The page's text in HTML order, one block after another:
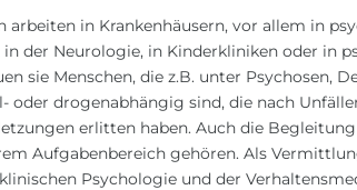
arbeiten in Krankenhäusern, vor allem in
der Neurologie, in Kinderkliniken oder in
sie Menschen, die z.B. unter Psychosen,
oder drogenabhängig sind, die nach
erlitten haben. Auch die
Aufgabenbereich gehören. Als
Psychologie und der